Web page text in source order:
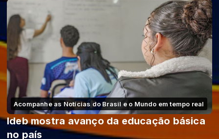
Acompanhe as Notícias do Brasil e o Mundo em tempo real
Ideb mostra avanço da educação básica
no país